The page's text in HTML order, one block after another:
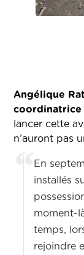
Angélique
coordinatrice
lancer cette
n’auront pas
En
installés
moment-
temps,
rejoindre